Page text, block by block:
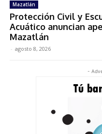
Mazatlán
Protección Civil y
Acuático anuncian
Mazatlán
- agosto 8, 2026
-